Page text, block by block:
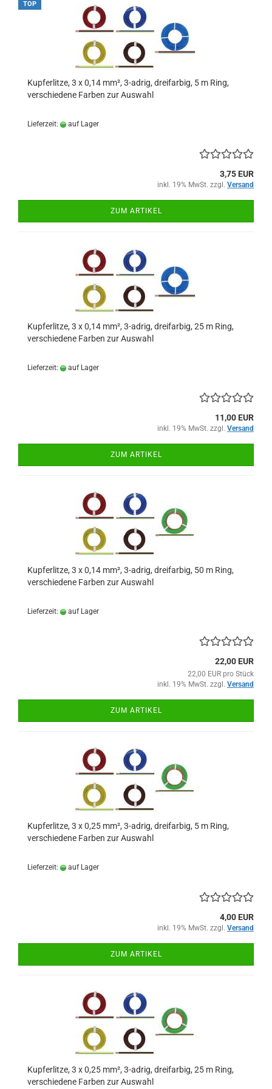
TOP
Kupferlitze, 3 x 0,14 mm², 3-adrig, dreifarbig, 5 m Ring,
verschiedene Farben zur Auswahl
Lieferzeit: auf Lager
3,75 EUR
inkl. 19% MwSt. zzgl. Versand
ZUM ARTIKEL
Kupferlitze, 3 x 0,14 mm², 3-adrig, dreifarbig, 25 m Ring,
verschiedene Farben zur Auswahl
Lieferzeit: auf Lager
11,00 EUR
inkl. 19% MwSt. zzgl. Versand
ZUM ARTIKEL
Kupferlitze, 3 x 0,14 mm², 3-adrig, dreifarbig, 50 m Ring,
verschiedene Farben zur Auswahl
Lieferzeit: auf Lager
22,00 EUR
22,00 EUR pro Stück
inkl. 19% MwSt. zzgl. Versand
ZUM ARTIKEL
Kupferlitze, 3 x 0,25 mm², 3-adrig, dreifarbig, 5 m Ring,
verschiedene Farben zur Auswahl
Lieferzeit: auf Lager
4,00 EUR
inkl. 19% MwSt. zzgl. Versand
ZUM ARTIKEL
Kupferlitze, 3 x 0,25 mm², 3-adrig, dreifarbig, 25 m Ring,
verschiedene Farben zur Auswahl